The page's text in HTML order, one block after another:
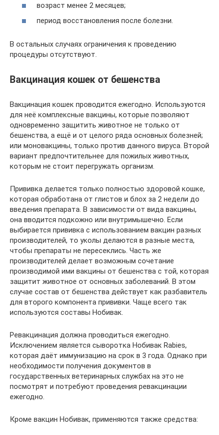
возраст менее 2 месяцев;
период восстановления после болезни.
В остальных случаях ограничения к проведению
процедуры отсутствуют.
Вакцинация кошек от бешенства
Вакцинация кошек проводится ежегодно. Используются
для неё комплексные вакцины, которые позволяют
одновременно защитить животное не только от
бешенства, а ещё и от целого ряда основных болезней;
или моновакцины, только против данного вируса. Второй
вариант предпочтительнее для пожилых животных,
которым не стоит перегружать организм.
Прививка делается только полностью здоровой кошке,
которая обработана от глистов и блох за 2 недели до
введения препарата. В зависимости от вида вакцины,
она вводится подкожно или внутримышечно. Если
выбирается прививка с использованием вакцин разных
производителей, то уколы делаются в разные места,
чтобы препараты не пересеклись. Часть же
производителей делает возможным сочетание
производимой ими вакцины от бешенства с той, которая
защитит животное от основных заболеваний. В этом
случае состав от бешенства действует как разбавитель
для второго компонента прививки. Чаще всего так
используются составы Нобивак.
Ревакцинация должна проводиться ежегодно.
Исключением является сыворотка Нобивак Rabies,
которая даёт иммунизацию на срок в 3 года. Однако при
необходимости получения документов в
государственных ветеринарных службах на это не
посмотрят и потребуют проведения ревакцинации
ежегодно.
Кроме вакцин Нобивак, применяются также средства: